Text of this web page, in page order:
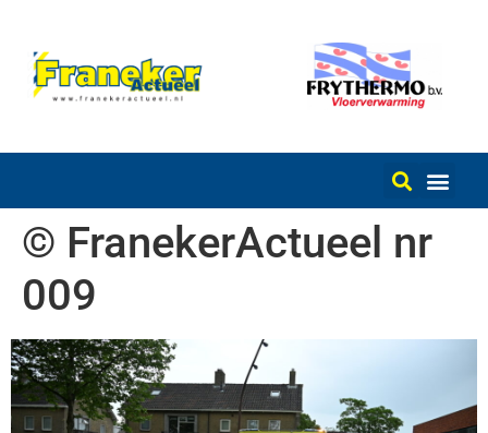
© FranekerActueel nr
009